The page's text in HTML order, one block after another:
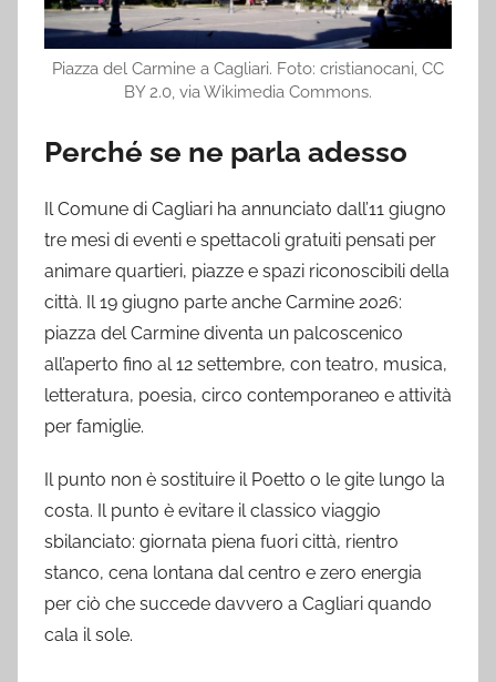
Piazza del Carmine a Cagliari. Foto: cristianocani, CC
BY 2.0, via Wikimedia Commons.
Perché se ne parla adesso
Il Comune di Cagliari ha annunciato dall’11 giugno
tre mesi di eventi e spettacoli gratuiti pensati per
animare quartieri, piazze e spazi riconoscibili della
città. Il 19 giugno parte anche Carmine 2026:
piazza del Carmine diventa un palcoscenico
all’aperto fino al 12 settembre, con teatro, musica,
letteratura, poesia, circo contemporaneo e attività
per famiglie.
Il punto non è sostituire il Poetto o le gite lungo la
costa. Il punto è evitare il classico viaggio
sbilanciato: giornata piena fuori città, rientro
stanco, cena lontana dal centro e zero energia
per ciò che succede davvero a Cagliari quando
cala il sole.